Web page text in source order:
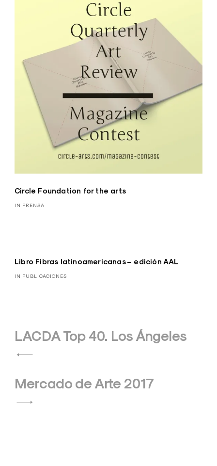
Circle Foundation for the arts
IN PRENSA
Libro Fibras latinoamericanas – edición AAL
IN PUBLICACIONES
Navegación
de
LACDA Top 40. Los Ángeles
Mercado de Arte 2017